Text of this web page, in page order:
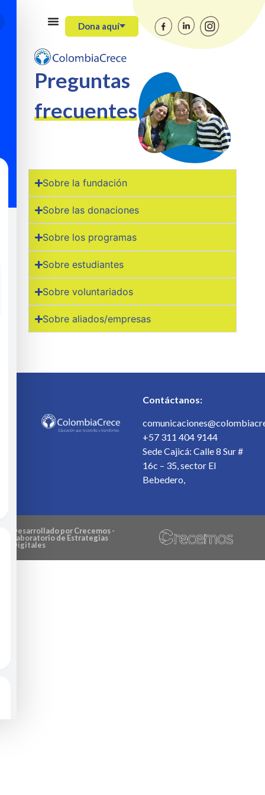
Dona aquí
Preguntas
frecuentes
Sobre la fundación
Sobre las donaciones
Sobre los programas
Sobre estudiantes
Sobre voluntariados
Sobre aliados/empresas
Contáctanos:
+57 311 404 9144
Sede Cajicá: Calle 8 Sur #
16c – 35, sector El
Bebedero,
Desarrollado por Crecemos -
Laboratorio de Estrategias
Digitales​